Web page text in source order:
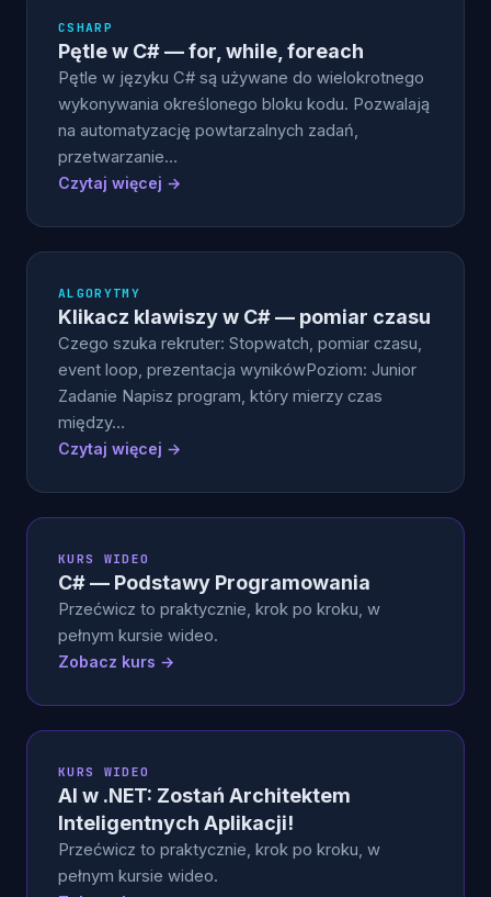
CSHARP
Pętle w C# — for, while, foreach
Pętle w języku C# są używane do wielokrotnego
wykonywania określonego bloku kodu. Pozwalają
na automatyzację powtarzalnych zadań,
przetwarzanie…
Czytaj więcej →
ALGORYTMY
Klikacz klawiszy w C# — pomiar czasu
Czego szuka rekruter: Stopwatch, pomiar czasu,
event loop, prezentacja wynikówPoziom: Junior
Zadanie Napisz program, który mierzy czas
między…
Czytaj więcej →
KURS WIDEO
C# — Podstawy Programowania
Przećwicz to praktycznie, krok po kroku, w
pełnym kursie wideo.
Zobacz kurs →
KURS WIDEO
AI w .NET: Zostań Architektem
Inteligentnych Aplikacji!
Przećwicz to praktycznie, krok po kroku, w
pełnym kursie wideo.